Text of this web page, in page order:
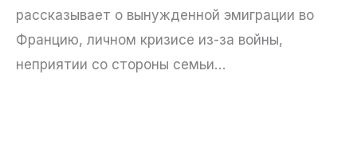
рассказывает о вынужденной эмиграции во
Францию, личном кризисе из-за войны,
неприятии со стороны семьи…